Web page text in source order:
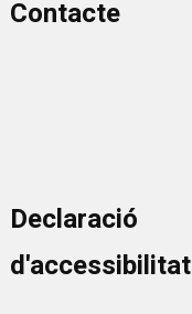
Contacte
Declaració
d'accessibilitat